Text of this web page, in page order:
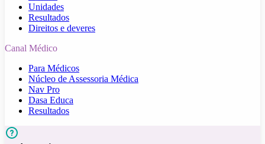
Unidades
Resultados
Direitos e deveres
Canal Médico
Para Médicos
Núcleo de Assessoria Médica
Nav Pro
Dasa Educa
Resultados